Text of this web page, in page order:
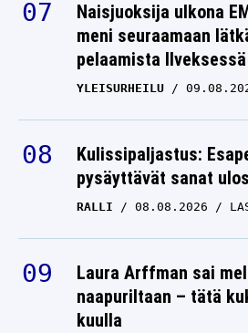
Naisjuoksija ulkona
meni seuraamaan
pelaamista Ilveksessä
YLEISURHEILU
Kulissipaljastus:
pysäyttävät sanat
RALLI 08.08.2026
Laura Arffman sai
naapuriltaan – tätä
kuulla